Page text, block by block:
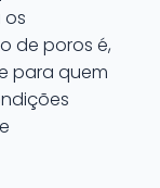
de poros é,
para quem